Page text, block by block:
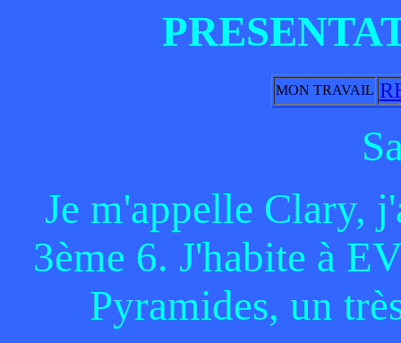
MON TRAVAIL
Je m'appelle Clary,
3ème 6. J'habite à
Pyramides, un